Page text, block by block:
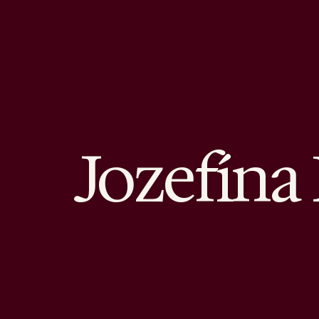
Jozefína